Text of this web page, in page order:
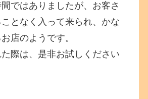
ではありましたが、お客さ
となく入って来られ、かな
店のようです。
際は、是非お試しください